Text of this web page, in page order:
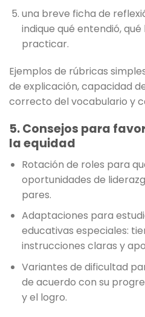
una breve ficha de
indique qué entendió,
practicar.
Ejemplos de rúbricas
de explicación, capacidad
correcto del vocabulario y
5. Consejos para
la equidad
Rotación de roles para
oportunidades de
pares.
Adaptaciones para
educativas especiales:
instrucciones claras y
Variantes de dificultad
de acuerdo con su
y el logro.